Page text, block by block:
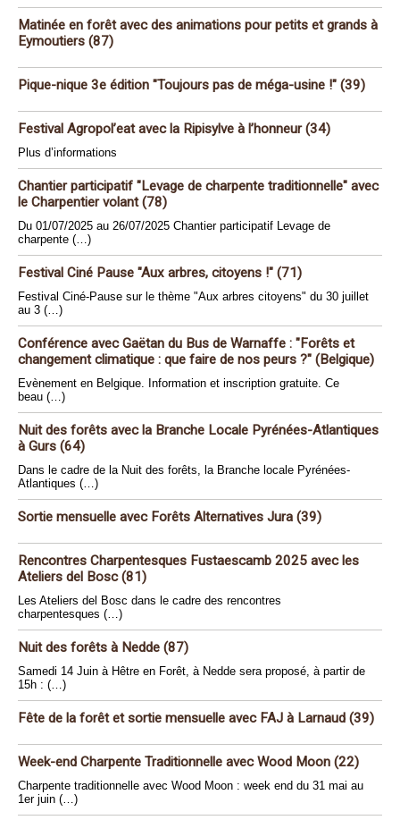
Matinée en forêt avec des animations pour petits et grands à
Eymoutiers (87)
Pique-nique 3e édition "Toujours pas de méga-usine !" (39)
Festival Agropol’eat avec la Ripisylve à l’honneur (34)
Plus d’informations
Chantier participatif "Levage de charpente traditionnelle" avec
le Charpentier volant (78)
Du 01/07/2025 au 26/07/2025 Chantier participatif Levage de
charpente (…)
Festival Ciné Pause "Aux arbres, citoyens !" (71)
Festival Ciné-Pause sur le thème "Aux arbres citoyens" du 30 juillet
au 3 (…)
Conférence avec Gaëtan du Bus de Warnaffe : "Forêts et
changement climatique : que faire de nos peurs ?" (Belgique)
Evènement en Belgique. Information et inscription gratuite. Ce
beau (…)
Nuit des forêts avec la Branche Locale Pyrénées-Atlantiques
à Gurs (64)
Dans le cadre de la Nuit des forêts, la Branche locale Pyrénées-
Atlantiques (…)
Sortie mensuelle avec Forêts Alternatives Jura (39)
Rencontres Charpentesques Fustaescamb 2025 avec les
Ateliers del Bosc (81)
Les Ateliers del Bosc dans le cadre des rencontres
charpentesques (…)
Nuit des forêts à Nedde (87)
Samedi 14 Juin à Hêtre en Forêt, à Nedde sera proposé, à partir de
15h : (…)
Fête de la forêt et sortie mensuelle avec FAJ à Larnaud (39)
Week-end Charpente Traditionnelle avec Wood Moon (22)
Charpente traditionnelle avec Wood Moon : week end du 31 mai au
1er juin (…)